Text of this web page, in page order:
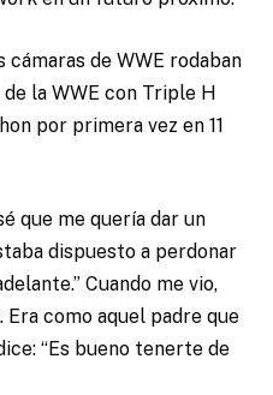
de WWE rodaban
la WWE con Triple H
por primera vez en 11
que me quería dar un
dispuesto a perdonar
Cuando me vio,
como aquel padre que
“Es bueno tenerte de